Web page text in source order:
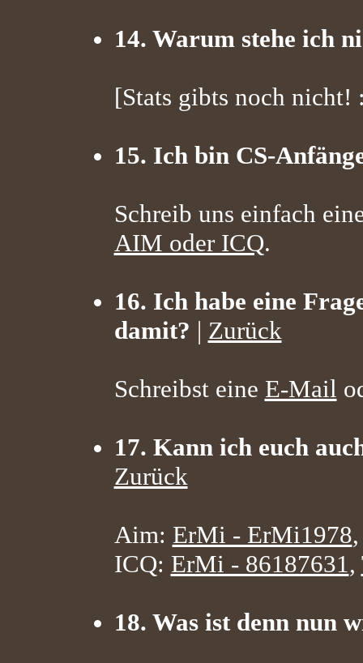
14. Warum stehe ich
[Stats gibts noch nicht!
15. Ich bin CS-
Schreib uns einfach
AIM oder ICQ.
16. Ich habe eine
damit? | Zurück
Schreibst eine E-Mail
17. Kann ich euch
Zurück
Aim: ErMi - ErMi1978
ICQ: ErMi - 86187631,
18. Was ist denn nun